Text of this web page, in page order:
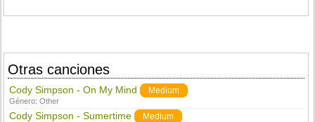
Otras canciones
Cody Simpson - On My Mind Medium
Género:Other
Cody Simpson - Sumertime Medium